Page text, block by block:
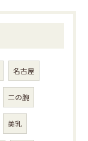
名古屋
二の腕
美乳